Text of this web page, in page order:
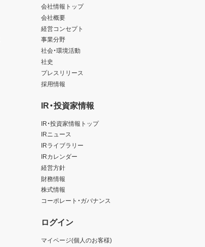
会社情報トップ
会社概要
経営コンセプト
事業分野
社会・環境活動
社史
プレスリリース
採用情報
IR・投資家情報
IR・投資家情報トップ
IRニュース
IRライブラリー
IRカレンダー
経営方針
財務情報
株式情報
コーポレート・ガバナンス
ログイン
マイページ(個人のお客様)